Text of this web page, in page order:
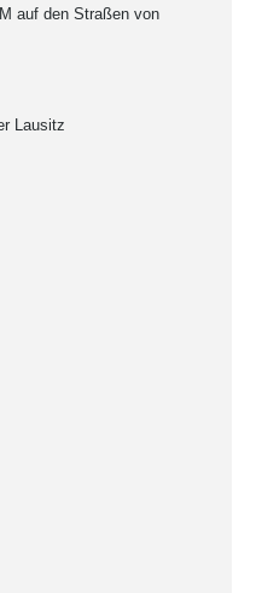
auf den Straßen von
Lausitz